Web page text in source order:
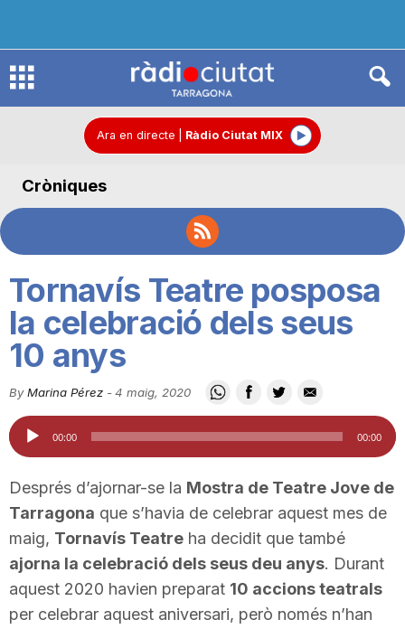
R
d
C
u
t
a
Ara en directe Ràdio Ciutat MIX
Cròniques
Tornavís Teatre posposa
la celebració dels seus
10 anys
By Marina Pérez -4 maig, 2020
Reproductor
d'àudio
00:00 00:00
Després d’ajornar-se la Mostra de Teatre Jove de
Tarragona que s’havia de celebrar aquest mes de
maig, Tornavís Teatre ha decidit que també
ajorna la celebració dels seus deu anys. Durant
aquest 2020 havien preparat 10 accions teatrals
per celebrar aquest aniversari, però només n’han